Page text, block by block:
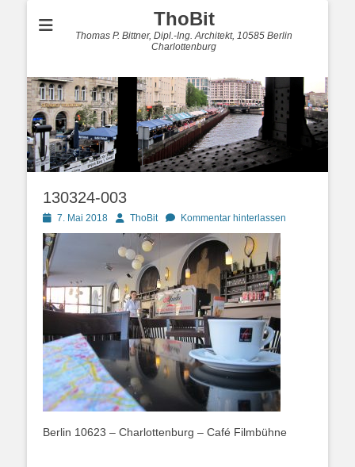
ThoBit
Thomas P. Bittner, Dipl.-Ing. Architekt, 10585 Berlin
Charlottenburg
130324-003
Posted
on
7. Mai 2018 AutorThoBit Kommentar hinterlassen
Berlin 10623 – Charlottenburg – Café Filmbühne